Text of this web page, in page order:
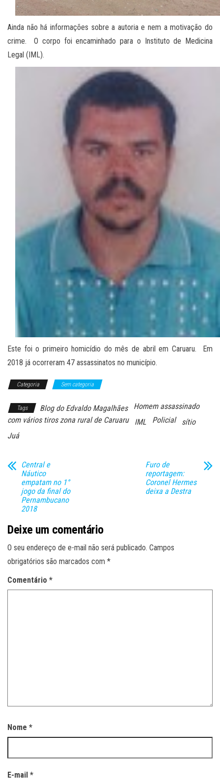
Ainda não há informações sobre a autoria e nem a motivação do
crime. O corpo foi encaminhado para o Instituto de Medicina
Legal (IML).
Este foi o primeiro homicídio do mês de abril em Caruaru. Em
2018 já ocorreram 47 assassinatos no município.
Categoria Sem categoria
Tags Blog do Edvaldo Magalhães
Homem assassinado
com vários tiros zona rural de Caruaru
IML Policial
sítio
Juá
Central e
Náutico
empatam no 1°
jogo da final do
Pernambucano
2018
Furo de
reportagem:
Coronel Hermes
deixa a Destra
Deixe um comentário
O seu endereço de e-mail não será publicado. Campos
obrigatórios são marcados com *
Comentário *
Nome *
E-mail *